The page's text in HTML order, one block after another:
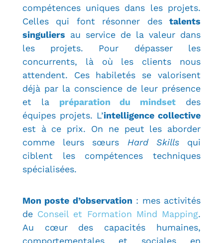
compétences uniques dans les projets.
Celles qui font résonner destalents
singuliers au service de la valeur dans
les projets. Pour dépasser les
concurrents, là où les clients nous
attendent. Ces habiletés se valorisent
déjà par la conscience de leur présence
et la préparation du mindset des
équipes projets. L’intelligence collective
est à ce prix. On ne peut les aborder
comme leurs sœurs Hard Skillsqui
ciblent les compétences techniques
spécialisées.
Mon poste d’observation : mes activités
de Conseil et Formation Mind Mapping.
Au cœur des capacités humaines,
comportementales et sociales en